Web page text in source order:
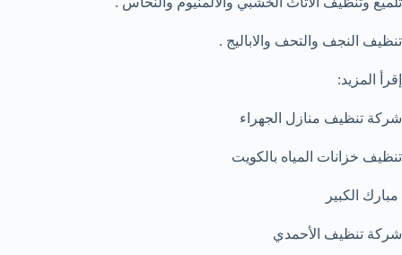
تنظيف النجف والتحف والاباليج .
إقرأ المزيد:
شركة تنظيف منازل الجهراء
تنظيف خزانات المياه بالكويت
مبارك الكبير
شركة تنظيف الأحمدي